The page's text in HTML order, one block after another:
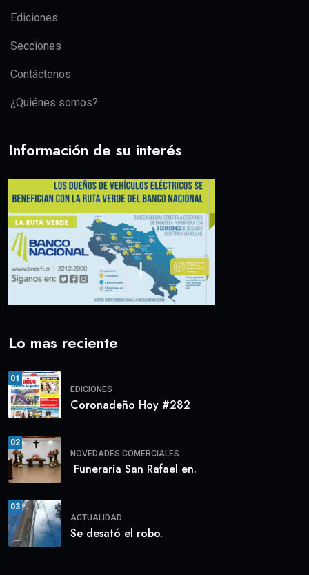
Ediciones
Secciones
Contáctenos
¿Quiénes somos?
Información de su interés
Lo mas reciente
01
EDICIONES
Coronadeño Hoy #282
02
NOVEDADES COMERCIALES
Funeraria San Rafael en.
03
ACTUALIDAD
Se desató el robo.